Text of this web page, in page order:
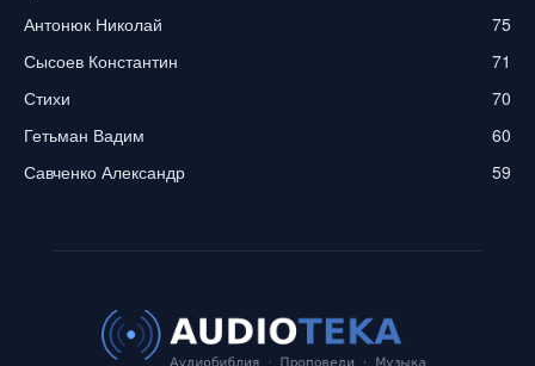
Антонюк Николай
75
Сысоев Константин
71
Стихи
70
Гетьман Вадим
60
Савченко Александр
59